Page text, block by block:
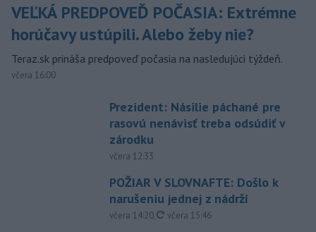
VEĽKÁ PREDPOVEĎ POČASIA: Extrémne
horúčavy ustúpili. Alebo žeby nie?
Teraz.sk prináša predpoveď počasia na nasledujúci týždeň.
včera 16:00
Prezident: Násilie páchané pre
rasovú nenávisť treba odsúdiť v
zárodku
včera 12:33
POŽIAR V SLOVNAFTE: Došlo k
narušeniu jednej z nádrží
včera 14:20, aktualizované
včera 15:46